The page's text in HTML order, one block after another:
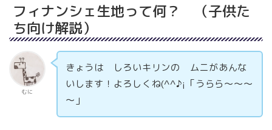
フィナンシェ生地って何？ （子供た
ち向け解説）
むに
きょうは しろいキリンの ムニがあんな
いします！よろしくね(^^♪¡「うらら～～～
～」